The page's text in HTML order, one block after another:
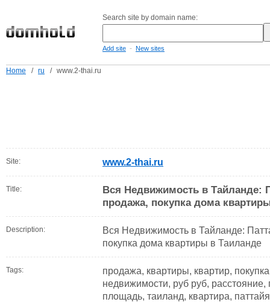
Search site by domain name:
Add site - New sites
Home / ru / www.2-thai.ru
Site: www.2-thai.ru
Title:
Вся Недвижимость в Тайланде:
продажа, покупка дома
Description:
Вся Недвижимость в Тайланде:
покупка дома квартиры в Таиланде
Tags:
продажа, квартиры, квартир,
недвижимости, руб руб, расстояние,
площадь, таиланд, квартира,